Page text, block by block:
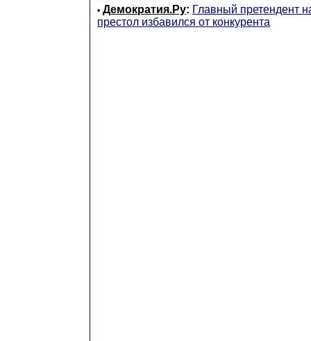
• Демократия.Ру: Главный претендент
престол избавился от конкурента